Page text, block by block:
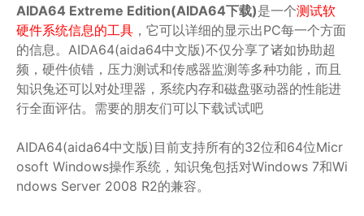
AIDA64 Extreme Edition(AIDA64下载)是一个测试软
硬件系统信息的工具 ，它可以详细的显示出PC每一个方面
的信息。AIDA64(aida64中文版)不仅分享了诸如协助超
频，硬件侦错，压力测试和传感器监测等多种功能，而且
知识兔还可以对处理器，系统内存和磁盘驱动器的性能进
行全面评估。需要的朋友们可以下载试试吧
AIDA64(aida64中文版)目前支持所有的32位和64位Micr
osoft Windows操作系统，知识兔包括对Windows 7和Wi
ndows Server 2008 R2的兼容。